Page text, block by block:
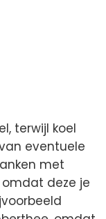
terwijl koel
eventuele
met
deze je